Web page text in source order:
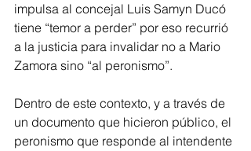
impulsa al concejal Luis Samyn Ducó
tiene “temor a perder” por eso recurrió
a la justicia para invalidar no a Mario
Zamora sino “al peronismo”.
Dentro de este contexto, y a través de
un documento que hicieron público, el
peronismo que responde al intendente